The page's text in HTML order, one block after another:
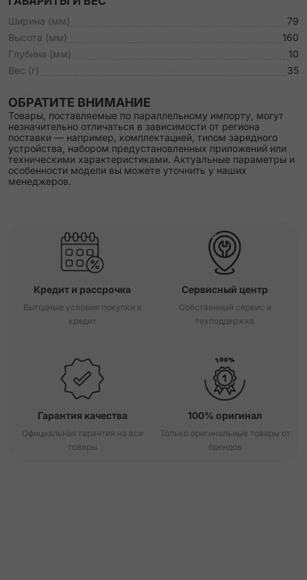
Ширина (мм)
79
Высота (мм)
160
Глубина (мм)
10
Вес (г)
35
ОБРАТИТЕ ВНИМАНИЕ
Товары, поставляемые по параллельному импорту, могут
незначительно отличаться в зависимости от региона
поставки — например, комплектацией, типом зарядного
устройства, набором предустановленных приложений или
техническими характеристиками. Актуальные параметры и
особенности модели вы можете уточнить у наших
менеджеров.
Кредит и рассрочка
Выгодные условия покупки в
кредит
Сервисный центр
Собственный сервис и
техподдержка
Гарантия качества
Официальная гарантия на все
товары
100% оригинал
Только оригинальные товары от
брендов